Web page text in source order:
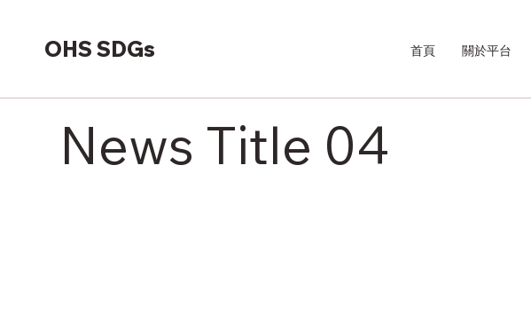
OHS SDGs 首頁 關於平台
News Title 04